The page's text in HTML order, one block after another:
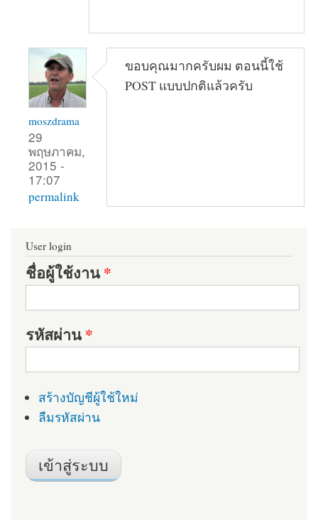
moszdrama
29
พฤษภาคม,
2015 -
17:07
permalink
ขอบคุณมากครับผม ตอนนี้ใช้
POST แบบปกติแล้วครับ
User login
ชื่อผู้ใช้งาน*
รหัสผ่าน*
สร้างบัญชีผู้ใช้ใหม่
ลืมรหัสผ่าน